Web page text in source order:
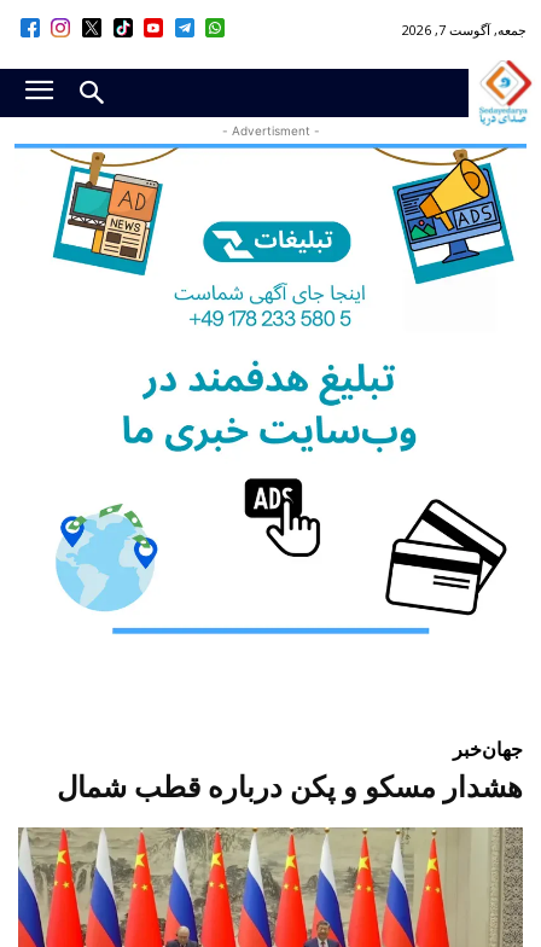
جمعه, آگوست 7, 2026
- Advertisment -
جهانخبر
هشدار مسکو و پکن درباره قطب شمال